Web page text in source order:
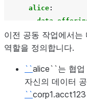
alice:
bob :
data_providers :
alice :
이전 공동 작업에서는
역할을 정의합니다.
``alice``는 협업
자신의 데이터
``